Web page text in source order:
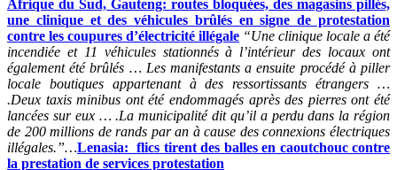
Afrique du Sud, Gauteng: routes bloquées, des magasins pillés,
une clinique et des véhicules brûlés en signe de protestation
contre les coupures d’électricité illégale “Une clinique locale a été
incendiée et 11 véhicules stationnés à l’intérieur des locaux ont
également été brûlés … Les manifestants a ensuite procédé à piller
locale boutiques appartenant à des ressortissants étrangers …
.Deux taxis minibus ont été endommagés après des pierres ont été
lancées sur eux … .La municipalité dit qu’il a perdu dans la région
de 200 millions de rands par an à cause des connexions électriques
illégales.”…Lenasia: flics tirent des balles en caoutchouc contre
la prestation de services protestation